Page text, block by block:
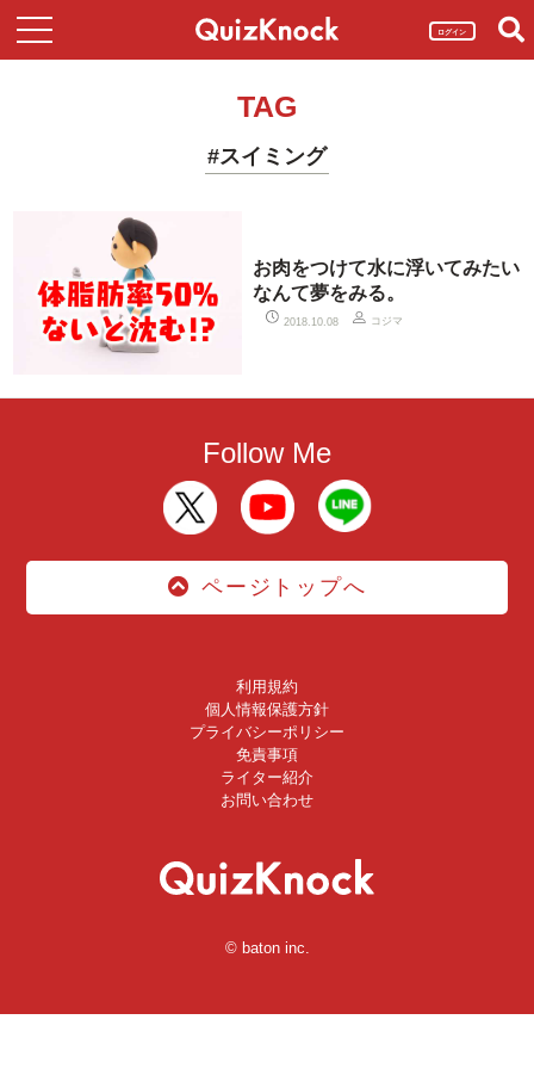
ログイン
TAG
#スイミング
お肉をつけて水に浮いてみたい
なんて夢をみる。
2018.10.08 コジマ
Follow Me
ページトップへ
利用規約
個人情報保護方針
プライバシーポリシー
免責事項
ライター紹介
お問い合わせ
© baton inc.